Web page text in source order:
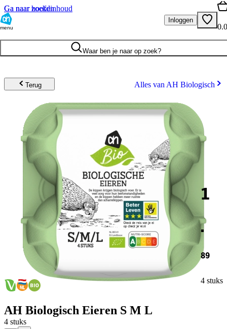
Ga naar hoofdinhoud
Ga naar zoeken
menu
Inloggen
Waar ben je naar op zoek?
Terug Alles van AH Biologisch
1
.
89
4 stuks
AH Biologisch Eieren S M L
4 stuks